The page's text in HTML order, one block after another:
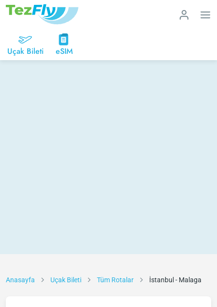
Uçak Bileti eSIM
Anasayfa Uçak Bileti Tüm Rotalar İstanbul - Malaga